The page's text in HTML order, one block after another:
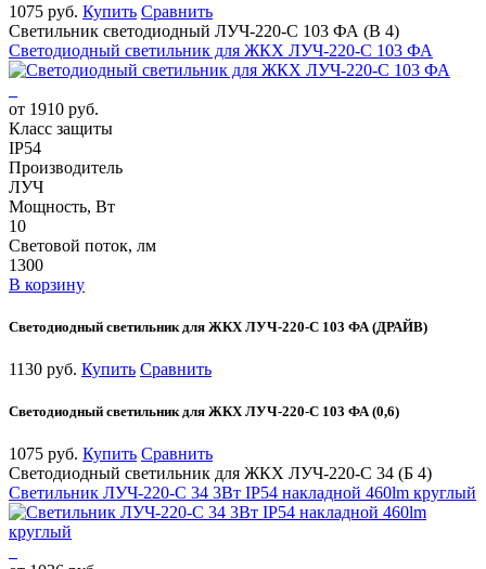
1075 руб. Купить Сравнить
Светильник светодиодный ЛУЧ-220-С 103 ФА (В 4)
Светодиодный светильник для ЖКХ ЛУЧ-220-С 103 ФА
от 1910 руб.
Класс защиты
IP54
Производитель
ЛУЧ
Мощность, Вт
10
Световой поток, лм
1300
В корзину
Светодиодный светильник для ЖКХ ЛУЧ-220-С 103 ФА (ДРАЙВ)
1130 руб. Купить Сравнить
Светодиодный светильник для ЖКХ ЛУЧ-220-С 103 ФА (0,6)
1075 руб. Купить Сравнить
Светодиодный светильник для ЖКХ ЛУЧ-220-С 34 (Б 4)
Светильник ЛУЧ-220-С 34 3Вт IP54 накладной 460lm круглый